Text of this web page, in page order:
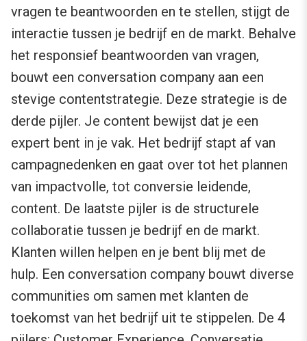
vragen te beantwoorden en te stellen, stijgt de
interactie tussen je bedrijf en de markt. Behalve
het responsief beantwoorden van vragen,
bouwt een conversation company aan een
stevige contentstrategie. Deze strategie is de
derde pijler. Je content bewijst dat je een
expert bent in je vak. Het bedrijf stapt af van
campagnedenken en gaat over tot het plannen
van impactvolle, tot conversie leidende,
content. De laatste pijler is de structurele
collaboratie tussen je bedrijf en de markt.
Klanten willen helpen en je bent blij met de
hulp. Een conversation company bouwt diverse
communities om samen met klanten de
toekomst van het bedrijf uit te stippelen. De 4